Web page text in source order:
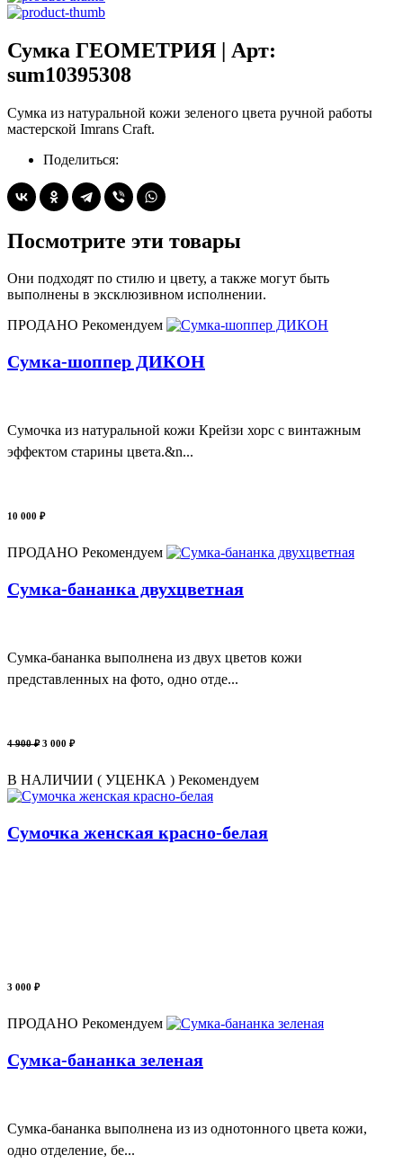
Сумка ГЕОМЕТРИЯ | Арт:
sum10395308
Сумка из натуральной кожи зеленого цвета ручной работы
мастерской Imrans Craft.
Поделиться:
Посмотрите эти товары
Они подходят по стилю и цвету, а также могут быть
выполнены в эксклюзивном исполнении.
ПРОДАНО Рекомендуем
Сумка-шоппер ДИКОН
Сумочка из натуральной кожи Крейзи хорс с винтажным
эффектом старины цвета.&n...
10 000 ₽
ПРОДАНО Рекомендуем
Сумка-бананка двухцветная
Сумка-бананка выполнена из двух цветов кожи
представленных на фото, одно отде...
4 900 ₽ 3 000 ₽
В НАЛИЧИИ ( УЦЕНКА ) Рекомендуем
Сумочка женская красно-белая
3 000 ₽
ПРОДАНО Рекомендуем
Сумка-бананка зеленая
Сумка-бананка выполнена из из однотонного цвета кожи,
одно отделение, бе...